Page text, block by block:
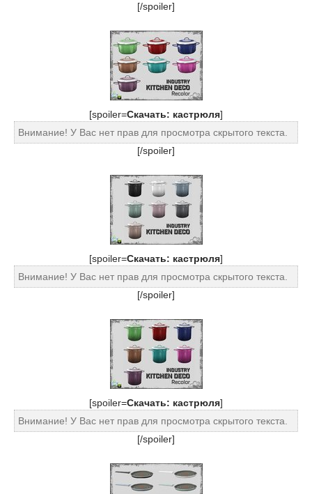
[/spoiler]
[spoiler=Скачать: кастрюля]
Внимание! У Вас нет прав для просмотра скрытого текста.
[/spoiler]
[spoiler=Скачать: кастрюля]
Внимание! У Вас нет прав для просмотра скрытого текста.
[/spoiler]
[spoiler=Скачать: кастрюля]
Внимание! У Вас нет прав для просмотра скрытого текста.
[/spoiler]